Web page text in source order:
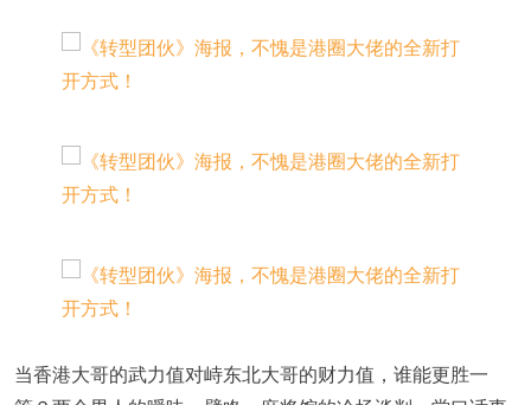
当香港大哥的武力值对峙东北大哥的财力值，谁能更胜一